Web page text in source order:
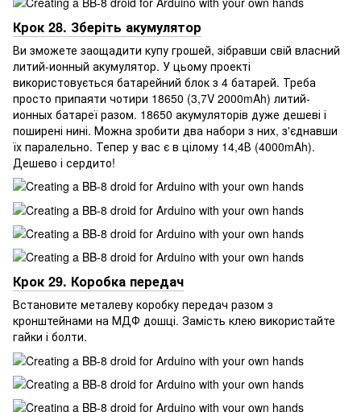
Крок 28. Зберіть акумулятор
Ви зможете заощадити купу грошей, зібравши свій власний
литий-ионный акумулятор. У цьому проекті
використовується батарейний блок з 4 батарей. Треба
просто припаяти чотири 18650 (3,7V 2000mAh) литий-
ионных батареї разом. 18650 акумуляторів дуже дешеві і
поширені нині. Можна зробити два набори з них, з'єднавши
їх паралельно. Тепер у вас є в цілому 14,4В (4000mAh).
Дешево і сердито!
Крок 29. Коробка передач
Встановите металеву коробку передач разом з
кронштейнами на МДФ дошці. Замість клею використайте
гайки і болти.